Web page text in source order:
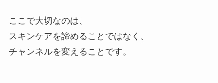
ここで大切なのは、
スキンケアを諦めることではなく、
チャンネルを変えることです。